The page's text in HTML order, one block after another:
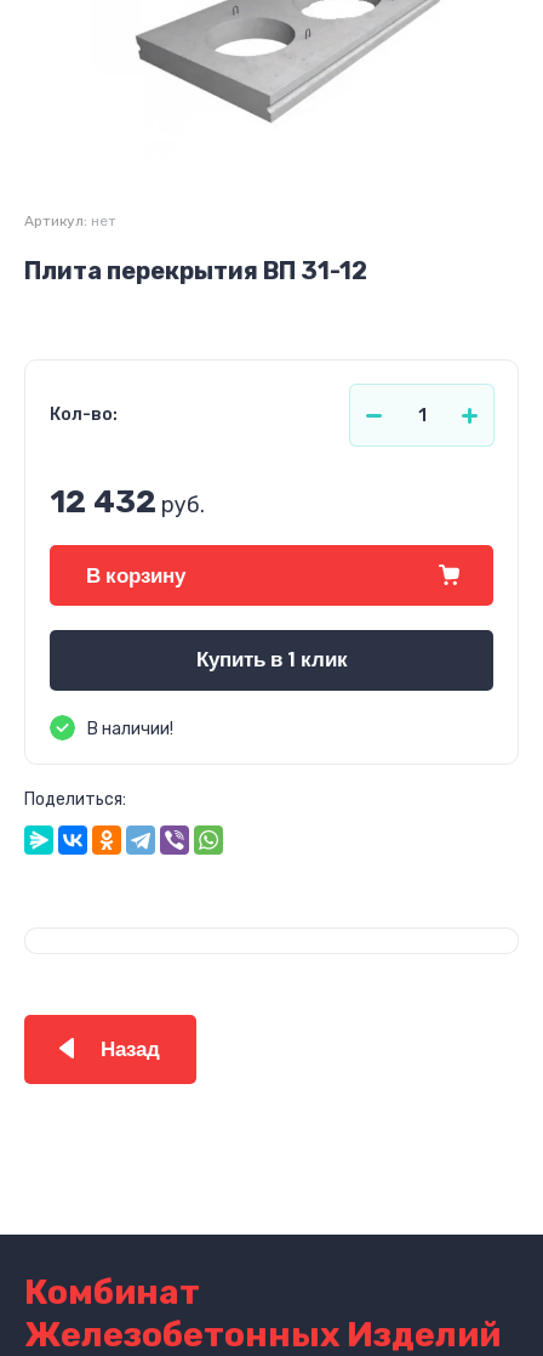
Артикул: нет
Плита перекрытия ВП 31-12
Кол-во:
12 432 руб.
В корзину
Купить в 1 клик
В наличии!
Поделиться:
Назад
Комбинат
Железобетонных Изделий